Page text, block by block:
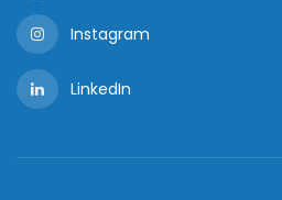
Instagram
LinkedIn